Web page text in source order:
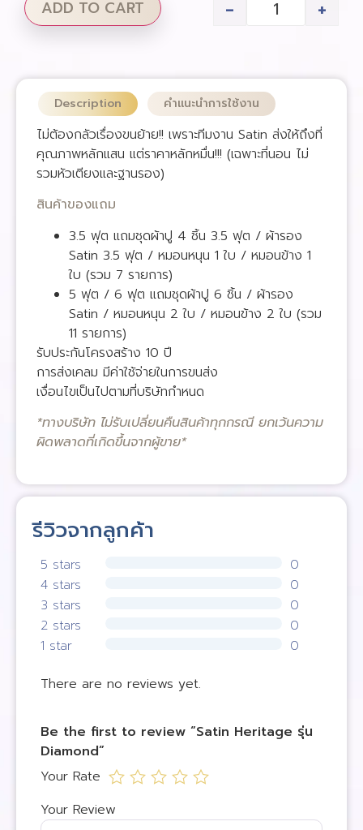
- +
ADD TO CART
Description คำแนะนำการใช้งาน
ไม่ต้องกลัวเรื่องขนย้าย!! เพราะทีมงาน Satin ส่งให้ถึงที่
คุณภาพหลักแสน แต่ราคาหลักหมื่น!!! (เฉพาะที่นอน ไม่
รวมหัวเตียงและฐานรอง)
สินค้าของแถม
3.5 ฟุต แถมชุดผ้าปู 4 ชิ้น 3.5 ฟุต / ผ้ารอง
Satin 3.5 ฟุต / หมอนหนุน 1 ใบ / หมอนข้าง 1
ใบ (รวม 7 รายการ)
5 ฟุต / 6 ฟุต แถมชุดผ้าปู 6 ชิ้น / ผ้ารอง
Satin / หมอนหนุน 2 ใบ / หมอนข้าง 2 ใบ (รวม
11 รายการ)
รับประกันโครงสร้าง 10 ปี
การส่งเคลม มีค่าใช้จ่ายในการขนส่ง
เงื่อนไขเป็นไปตามที่บริษัทกำหนด
*ทางบริษัท ไม่รับเปลี่ยนคืนสินค้าทุกกรณี ยกเว้นความ
ผิดพลาดที่เกิดขึ้นจากผู้ขาย*
รีวิวจากลูกค้า
5 stars
0
4 stars
0
3 stars
0
2 stars
0
1 star
0
There are no reviews yet.
Be the first to review “Satin Heritage รุ่น
Diamond”
Your Rate
Your Review